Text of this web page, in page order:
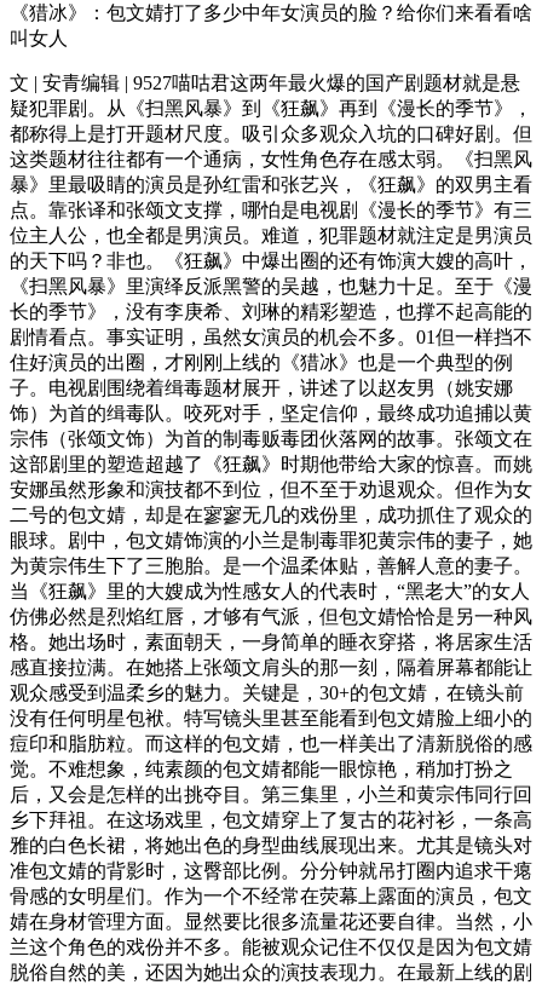
《猎冰》：包文婧打了多少中年女演员的脸？给你们来看看啥
叫女人
文 | 安青编辑 | 9527喵咕君这两年最火爆的国产剧题材就是悬
疑犯罪剧。从《扫黑风暴》到《狂飙》再到《漫长的季节》，
都称得上是打开题材尺度。吸引众多观众入坑的口碑好剧。但
这类题材往往都有一个通病，女性角色存在感太弱。《扫黑风
暴》里最吸睛的演员是孙红雷和张艺兴，《狂飙》的双男主看
点。靠张译和张颂文支撑，哪怕是电视剧《漫长的季节》有三
位主人公，也全都是男演员。难道，犯罪题材就注定是男演员
的天下吗？非也。《狂飙》中爆出圈的还有饰演大嫂的高叶，
《扫黑风暴》里演绎反派黑警的吴越，也魅力十足。至于《漫
长的季节》，没有李庚希、刘琳的精彩塑造，也撑不起高能的
剧情看点。事实证明，虽然女演员的机会不多。01但一样挡不
住好演员的出圈，才刚刚上线的《猎冰》也是一个典型的例
子。电视剧围绕着缉毒题材展开，讲述了以赵友男（姚安娜
饰）为首的缉毒队。咬死对手，坚定信仰，最终成功追捕以黄
宗伟（张颂文饰）为首的制毒贩毒团伙落网的故事。张颂文在
这部剧里的塑造超越了《狂飙》时期他带给大家的惊喜。而姚
安娜虽然形象和演技都不到位，但不至于劝退观众。但作为女
二号的包文婧，却是在寥寥无几的戏份里，成功抓住了观众的
眼球。剧中，包文婧饰演的小兰是制毒罪犯黄宗伟的妻子，她
为黄宗伟生下了三胞胎。是一个温柔体贴，善解人意的妻子。
当《狂飙》里的大嫂成为性感女人的代表时，“黑老大”的女人
仿佛必然是烈焰红唇，才够有气派，但包文婧恰恰是另一种风
格。她出场时，素面朝天，一身简单的睡衣穿搭，将居家生活
感直接拉满。在她搭上张颂文肩头的那一刻，隔着屏幕都能让
观众感受到温柔乡的魅力。关键是，30+的包文婧，在镜头前
没有任何明星包袱。特写镜头里甚至能看到包文婧脸上细小的
痘印和脂肪粒。而这样的包文婧，也一样美出了清新脱俗的感
觉。不难想象，纯素颜的包文婧都能一眼惊艳，稍加打扮之
后，又会是怎样的出挑夺目。第三集里，小兰和黄宗伟同行回
乡下拜祖。在这场戏里，包文婧穿上了复古的花衬衫，一条高
雅的白色长裙，将她出色的身型曲线展现出来。尤其是镜头对
准包文婧的背影时，这臀部比例。分分钟就吊打圈内追求干瘪
骨感的女明星们。作为一个不经常在荧幕上露面的演员，包文
婧在身材管理方面。显然要比很多流量花还要自律。当然，小
兰这个角色的戏份并不多。能被观众记住不仅仅是因为包文婧
脱俗自然的美，还因为她出众的演技表现力。在最新上线的剧